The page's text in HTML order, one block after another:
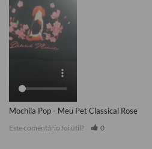
Mochila Pop - Meu Pet Classical Rose
Este comentário foi útil? 0